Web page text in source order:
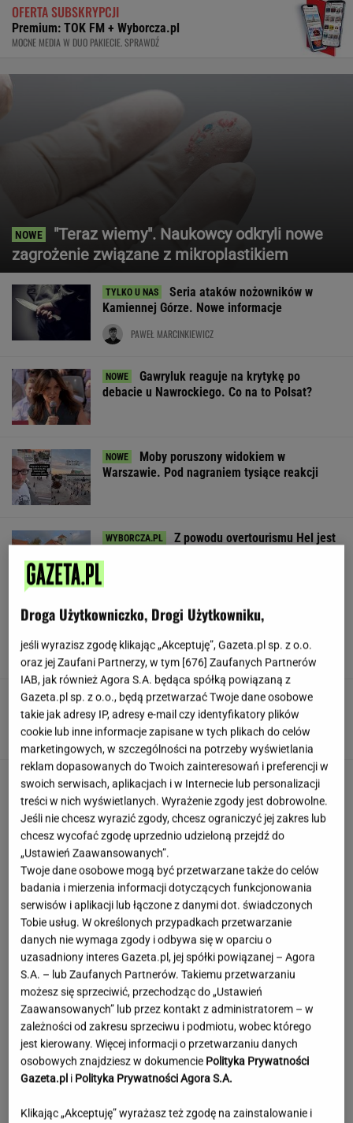
OFERTA SUBSKRYPCJI
Premium: TOK FM + Wyborcza.pl
MOCNE MEDIA W DUO PAKIECIE. SPRAWDŹ
"Teraz wiemy". Naukowcy odkryli nowe
zagrożenie związane z mikroplastikiem
Seria ataków nożowników w
Kamiennej Górze. Nowe informacje
PAWEŁ MARCINKIEWICZ
Gawryluk reaguje na krytykę po
debacie u Nawrockiego. Co na to Polsat?
Moby poruszony widokiem w
Warszawie. Pod nagraniem tysiące reakcji
Z powodu overtourismu Hel jest
Takie "becikowe" to nawet 3 tys. zł. Pieniądze
Anastazja Kuś mistrzynią świata! Historyczny
występ, brawo!
Tajemniczy most na granicy Rosji. Ukraina bije
na alarm
Droga Użytkowniczko, Drogi Użytkowniku,
jeśli wyrazisz zgodę klikając „Akceptuję”, Gazeta.pl sp. z o.o.
oraz jej Zaufani Partnerzy, w tym [676] Zaufanych Partnerów
IAB, jak również Agora S.A. będąca spółką powiązaną z
Gazeta.pl sp. z o.o., będą przetwarzać Twoje dane osobowe
takie jak adresy IP, adresy e-mail czy identyfikatory plików
cookie lub inne informacje zapisane w tych plikach do celów
marketingowych, w szczególności na potrzeby wyświetlania
reklam dopasowanych do Twoich zainteresowań i preferencji w
swoich serwisach, aplikacjach i w Internecie lub personalizacji
treści w nich wyświetlanych. Wyrażenie zgody jest dobrowolne.
Jeśli nie chcesz wyrazić zgody, chcesz ograniczyć jej zakres lub
chcesz wycofać zgodę uprzednio udzieloną przejdź do
„Ustawień Zaawansowanych”.
Twoje dane osobowe mogą być przetwarzane także do celów
badania i mierzenia informacji dotyczących funkcjonowania
serwisów i aplikacji lub łączone z danymi dot. świadczonych
Tobie usług. W określonych przypadkach przetwarzanie
danych nie wymaga zgody i odbywa się w oparciu o
uzasadniony interes Gazeta.pl, jej spółki powiązanej – Agora
S.A. – lub Zaufanych Partnerów. Takiemu przetwarzaniu
możesz się sprzeciwić, przechodząc do „Ustawień
Zaawansowanych” lub przez kontakt z administratorem – w
zależności od zakresu sprzeciwu i podmiotu, wobec którego
jest kierowany. Więcej informacji o przetwarzaniu danych
osobowych znajdziesz w dokumencie Polityka Prywatności
Gazeta.pl i Polityka Prywatności Agora S.A.
Klikając „Akceptuję” wyrażasz też zgodę na zainstalowanie i